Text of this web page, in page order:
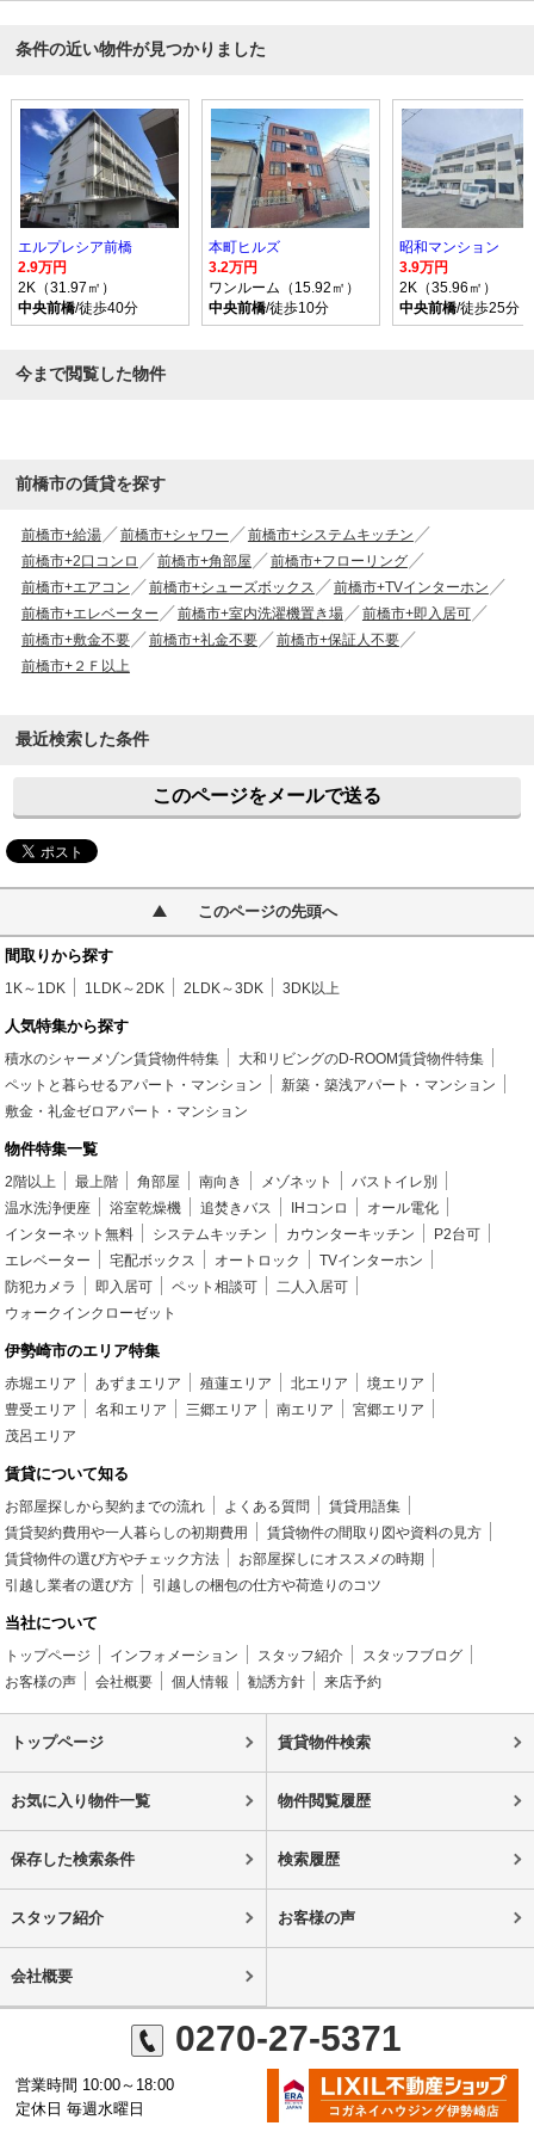
条件の近い物件が見つかりました
エルプレシア前橋
2.9万円
2K（31.97㎡）
中央前橋/徒歩40分
本町ヒルズ
3.2万円
ワンルーム（15.92㎡）
中央前橋/徒歩10分
昭和マンション
3.9万円
2K（35.96㎡）
中央前橋/徒歩25分
今まで閲覧した物件
前橋市の賃貸を探す
前橋市+給湯 前橋市+シャワー
前橋市+システムキッチン
前橋市+2口コンロ
前橋市+角部屋
前橋市+フローリング
前橋市+エアコン
前橋市+シューズボックス
前橋市+TVインターホン
前橋市+エレベーター
前橋市+室内洗濯機置き場
前橋市+即入居可
前橋市+敷金不要
前橋市+礼金不要
前橋市+保証人不要
前橋市+２Ｆ以上
最近検索した条件
このページをメールで送る
このページの先頭へ
間取りから探す
1K～1DK 1LDK～2DK 2LDK～3DK 3DK以上
人気特集から探す
積水のシャーメゾン賃貸物件特集
大和リビングのD-ROOM賃貸物件特集
ペットと暮らせるアパート・マンション
新築・築浅アパート・マンション
敷金・礼金ゼロアパート・マンション
物件特集一覧
2階以上 最上階 角部屋 南向き メゾネット
バストイレ別
温水洗浄便座
浴室乾燥機 追焚きバス IHコンロ
オール電化
インターネット無料
システムキッチン カウンターキッチン
P2台可
エレベーター
宅配ボックス オートロック
TVインターホン
防犯カメラ
即入居可 ペット相談可
二人入居可
ウォークインクローゼット
伊勢崎市のエリア特集
赤堀エリア あずまエリア 殖蓮エリア 北エリア
境エリア
豊受エリア
名和エリア 三郷エリア 南エリア
宮郷エリア
茂呂エリア
賃貸について知る
お部屋探しから契約までの流れ よくある質問
賃貸用語集
賃貸契約費用や一人暮らしの初期費用
賃貸物件の間取り図や資料の見方
賃貸物件の選び方やチェック方法
お部屋探しにオススメの時期
引越し業者の選び方
引越しの梱包の仕方や荷造りのコツ
当社について
トップページ インフォメーション スタッフ紹介
スタッフブログ
お客様の声
会社概要 個人情報 勧誘方針 来店予約
トップページ 賃貸物件検索
お気に入り物件一覧 物件閲覧履歴
保存した検索条件 検索履歴
スタッフ紹介 お客様の声
会社概要
0270-27-5371
営業時間 10:00～18:00
定休日 毎週水曜日